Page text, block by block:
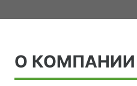
О КОМПАНИИ